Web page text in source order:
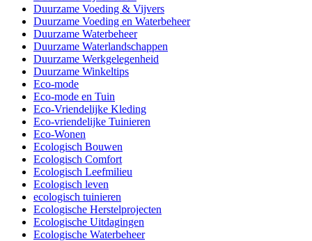
Duurzame Voeding & Vijvers
Duurzame Voeding en Waterbeheer
Duurzame Waterbeheer
Duurzame Waterlandschappen
Duurzame Werkgelegenheid
Duurzame Winkeltips
Eco-mode
Eco-mode en Tuin
Eco-Vriendelijke Kleding
Eco-vriendelijke Tuinieren
Eco-Wonen
Ecologisch Bouwen
Ecologisch Comfort
Ecologisch Leefmilieu
Ecologisch leven
ecologisch tuinieren
Ecologische Herstelprojecten
Ecologische Uitdagingen
Ecologische Waterbeheer